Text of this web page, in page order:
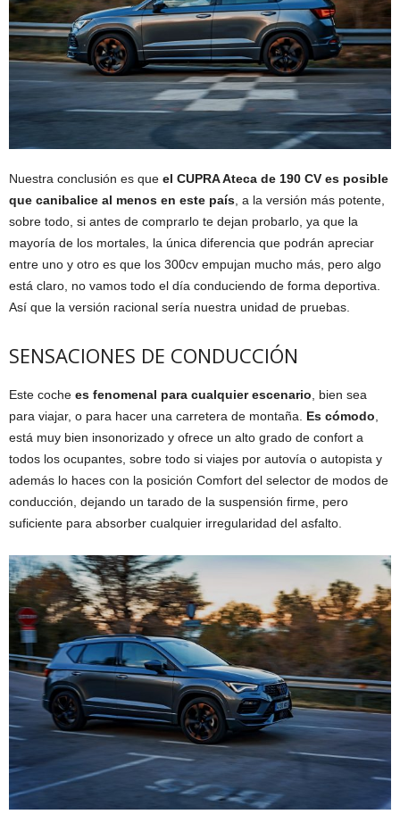
Nuestra conclusión es que el CUPRA Ateca de 190 CV es posible
que canibalice al menos en este país , a la versión más potente,
sobre todo, si antes de comprarlo te dejan probarlo, ya que la
mayoría de los mortales, la única diferencia que podrán apreciar
entre uno y otro es que los 300cv empujan mucho más, pero algo
está claro, no vamos todo el día conduciendo de forma deportiva.
Así que la versión racional sería nuestra unidad de pruebas.
SENSACIONES DE CONDUCCIÓN
Este coche es fenomenal para cualquier escenario , bien sea
para viajar, o para hacer una carretera de montaña. Es cómodo
está muy bien insonorizado y ofrece un alto grado de confort a
todos los ocupantes, sobre todo si viajes por autovía o autopista y
además lo haces con la posición Comfort del selector de modos de
conducción, dejando un tarado de la suspensión firme, pero
suficiente para absorber cualquier irregularidad del asfalto.